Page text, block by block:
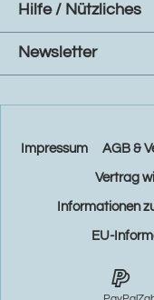
Hilfe / Nützliches
Newsletter
Impressum AGB &
Vertrag
Informationen
EU-